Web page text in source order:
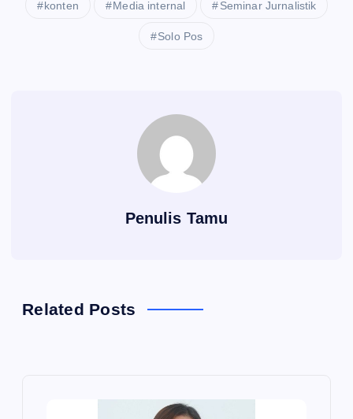
konten Media internal Seminar Jurnalistik
Solo Pos
Penulis Tamu
Related Posts